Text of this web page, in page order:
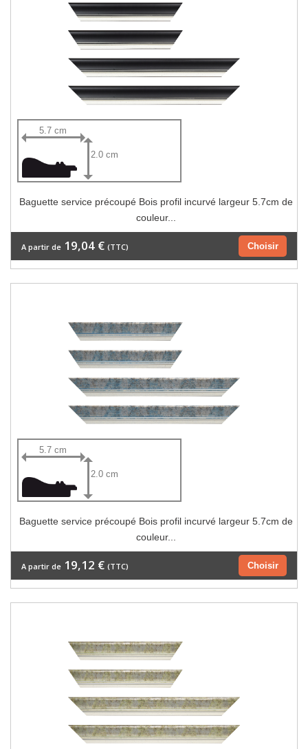
5.7 cm
2.0 cm
Baguette service précoupé Bois profil incurvé largeur 5.7cm de
couleur...
Choisir
A partir de 19,04 € (TTC)
5.7 cm
2.0 cm
Baguette service précoupé Bois profil incurvé largeur 5.7cm de
couleur...
Choisir
A partir de 19,12 € (TTC)